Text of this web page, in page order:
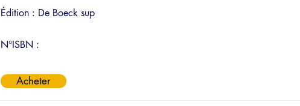
Édition : De Boeck sup
N°ISBN :
Acheter